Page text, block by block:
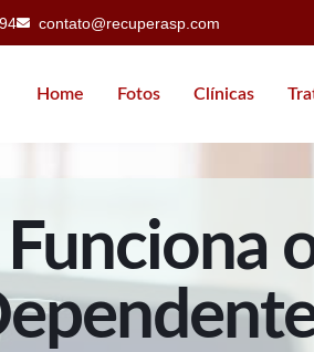
contato@recuperasp.com
Home Fotos Clínicas